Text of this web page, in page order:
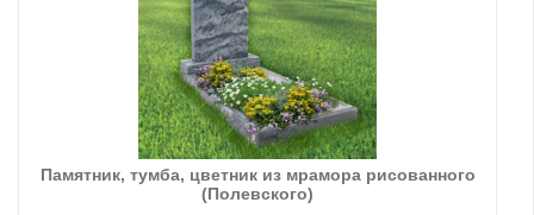
Памятник, тумба, цветник из мрамора рисованного
(Полевского)